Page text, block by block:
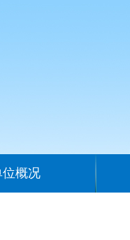
位概况